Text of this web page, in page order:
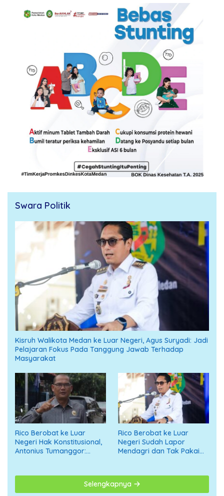
Swara Politik
Kisruh Walikota Medan ke Luar Negeri, Agus Suryadi: Jadi
Pelajaran Fokus Pada Tanggung Jawab Terhadap
Masyarakat
Rico Berobat ke Luar
Negeri Hak Konstitusional,
Antonius Tumanggor:
Rico Berobat ke Luar
Negeri Sudah Lapor
Mendagri dan Tak Pakai
Selengkapnya